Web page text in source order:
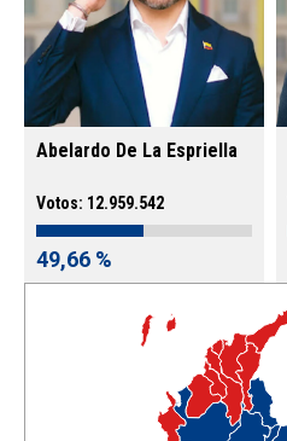
Abelardo De La Espriella
Votos: 12.959.542
49,66 %